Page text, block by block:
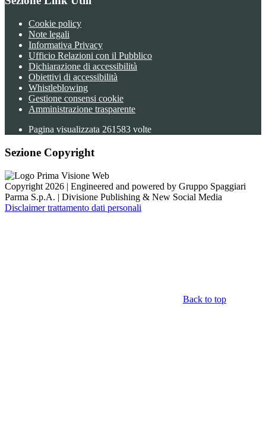
Cookie policy
Note legali
Informativa Privacy
Ufficio Relazioni con il Pubblico
Dichiarazione di accessibilità
Obiettivi di accessibilità
Whistleblowing
Gestione consensi cookie
Amministrazione trasparente
Pagina visualizzata 261583 volte
Sezione Copyright
Copyright 2026 | Engineered and powered by Gruppo Spaggiari
Parma S.p.A. | Divisione Publishing & New Social Media
Disclaimer trattamento dati personali
Back to top